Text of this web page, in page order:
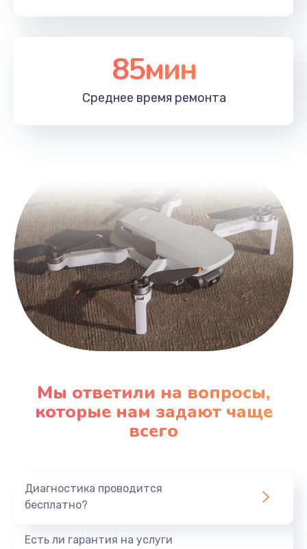
85мин
Среднее время ремонта
Мы ответили на вопросы,
которые нам задают чаще
всего
Диагностика проводится
бесплатно?
Есть ли гарантия на услуги